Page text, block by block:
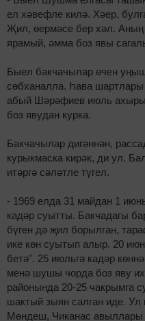
ел хәвефле килә. Хәер,
Җил, өермәсе бер хәл.
ярамый, әмма боз явы
Быел бакчачылар өчен
сөбханалла. Һава
абый Шәрәфиев июль
боз явудан курка.
Бакчачылар дигәннән,
курыкмаска кирәк, ди ул.
итәргә сәләтле түгел.
- 1969 елда 31 майдан 1
кадәр суытты. Бакчадагы
бүген дә җил борылган,
ике көн суытып алыр. 20
бетә". 25 июльгә кадәр
менә шушы чорда боз яву
районында 20-25 чакрымга
шактый зыян салган иде.
Мөндеш, Чиканас авыллары